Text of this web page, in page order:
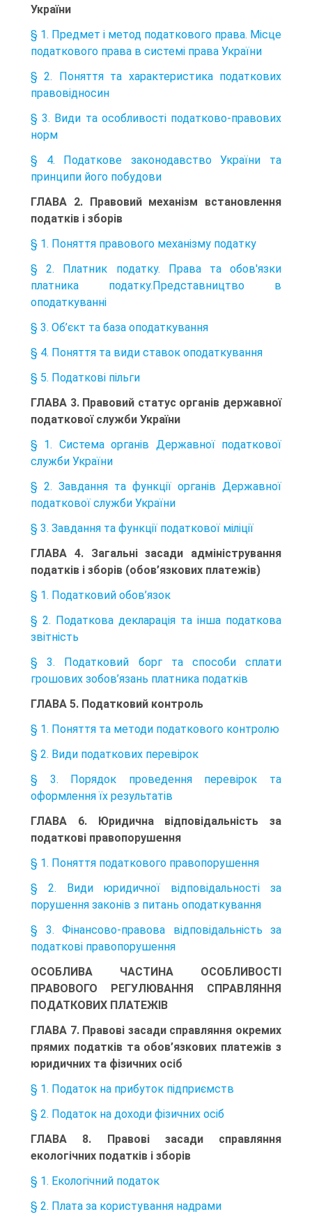
України
§ 1. Предмет і метод податкового права. Місце
податкового права в системі права України
§ 2. Поняття та характеристика податкових
правовідносин
§ 3. Види та особливості податково-правових
норм
§ 4. Податкове законодавство України та
принципи його побудови
ГЛАВА 2. Правовий механізм встановлення
податків і зборів
§ 1. Поняття правового механізму податку
§ 2. Платник податку. Права та обов'язки
платника податку.Представництво в
оподаткуванні
§ 3. Об’єкт та база оподаткування
§ 4. Поняття та види ставок оподаткування
§ 5. Податкові пільги
ГЛАВА 3. Правовий статус органів державної
податкової служби України
§ 1. Система органів Державної податкової
служби України
§ 2. Завдання та функції органів Державної
податкової служби України
§ 3. Завдання та функції податкової міліції
ГЛАВА 4. Загальні засади адміністрування
податків і зборів (обов’язкових платежів)
§ 1. Податковий обов’язок
§ 2. Податкова декларація та інша податкова
звітність
§ 3. Податковий борг та способи сплати
грошових зобов’язань платника податків
ГЛАВА 5. Податковий контроль
§ 1. Поняття та методи податкового контролю
§ 2. Види податкових перевірок
§ 3. Порядок проведення перевірок та
оформлення їх результатів
ГЛАВА 6. Юридична відповідальність за
податкові правопорушення
§ 1. Поняття податкового правопорушення
§ 2. Види юридичної відповідальності за
порушення законів з питань оподаткування
§ 3. Фінансово-правова відповідальність за
податкові правопорушення
ОСОБЛИВА ЧАСТИНА ОСОБЛИВОСТІ
ПРАВОВОГО РЕГУЛЮВАННЯ СПРАВЛЯННЯ
ПОДАТКОВИХ ПЛАТЕЖІВ
ГЛАВА 7. Правові засади справляння окремих
прямих податків та обов’язкових платежів з
юридичних та фізичних осіб
§ 1. Податок на прибуток підприємств
§ 2. Податок на доходи фізичних осіб
ГЛАВА 8. Правові засади справляння
екологічних податків і зборів
§ 1. Екологічний податок
§ 2. Плата за користування надрами